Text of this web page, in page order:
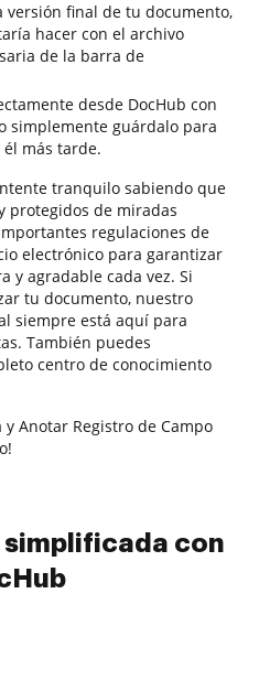
versión final de tu documento,
hacer con el archivo
de la barra de
desde DocHub con
simplemente guárdalo para
más tarde.
tranquilo sabiendo que
protegidos de miradas
regulaciones de
electrónico para garantizar
y agradable cada vez. Si
tu documento, nuestro
siempre está aquí para
También puedes
centro de conocimiento
Anotar Registro de Campo
simplificada con